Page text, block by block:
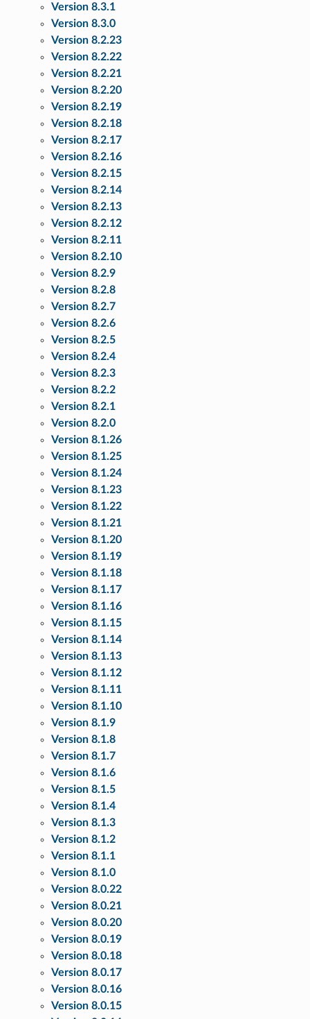
Version 8.3.1
Version 8.3.0
Version 8.2.23
Version 8.2.22
Version 8.2.21
Version 8.2.20
Version 8.2.19
Version 8.2.18
Version 8.2.17
Version 8.2.16
Version 8.2.15
Version 8.2.14
Version 8.2.13
Version 8.2.12
Version 8.2.11
Version 8.2.10
Version 8.2.9
Version 8.2.8
Version 8.2.7
Version 8.2.6
Version 8.2.5
Version 8.2.4
Version 8.2.3
Version 8.2.2
Version 8.2.1
Version 8.2.0
Version 8.1.26
Version 8.1.25
Version 8.1.24
Version 8.1.23
Version 8.1.22
Version 8.1.21
Version 8.1.20
Version 8.1.19
Version 8.1.18
Version 8.1.17
Version 8.1.16
Version 8.1.15
Version 8.1.14
Version 8.1.13
Version 8.1.12
Version 8.1.11
Version 8.1.10
Version 8.1.9
Version 8.1.8
Version 8.1.7
Version 8.1.6
Version 8.1.5
Version 8.1.4
Version 8.1.3
Version 8.1.2
Version 8.1.1
Version 8.1.0
Version 8.0.22
Version 8.0.21
Version 8.0.20
Version 8.0.19
Version 8.0.18
Version 8.0.17
Version 8.0.16
Version 8.0.15